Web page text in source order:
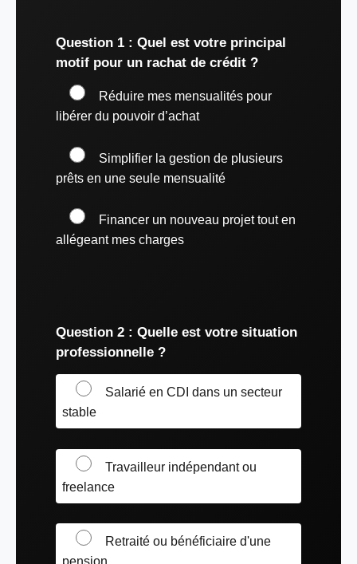
Question 1 : Quel est votre principal
motif pour un rachat de crédit ?
Réduire mes mensualités pour
libérer du pouvoir d’achat
Simplifier la gestion de plusieurs
prêts en une seule mensualité
Financer un nouveau projet tout en
allégeant mes charges
Question 2 : Quelle est votre situation
professionnelle ?
Salarié en CDI dans un secteur
stable
Travailleur indépendant ou
freelance
Retraité ou bénéficiaire d'une